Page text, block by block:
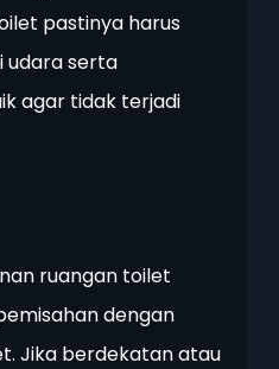
pastinya harus
udara serta
agar tidak terjadi
ruangan toilet
dengan
Jika berdekatan atau